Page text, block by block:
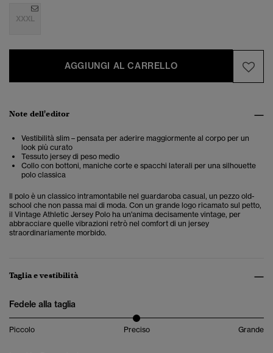
XXXL
AGGIUNGI AL CARRELLO
Note dell'editor
Vestibilità slim – pensata per aderire maggiormente al corpo per un
look più curato
Tessuto jersey di peso medio
Collo con bottoni, maniche corte e spacchi laterali per una silhouette
polo classica
Il polo è un classico intramontabile nel guardaroba casual, un pezzo old-
school che non passa mai di moda. Con un grande logo ricamato sul petto,
il Vintage Athletic Jersey Polo ha un'anima decisamente vintage, per
abbracciare quelle vibrazioni retrò nel comfort di un jersey
straordinariamente morbido.
Taglia e vestibilità
Fedele alla taglia
Piccolo Preciso Grande